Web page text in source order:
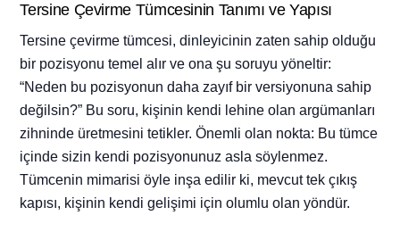
Tersine Çevirme Tümcesinin Tanımı ve Yapısı
Tersine çevirme tümcesi, dinleyicinin zaten sahip olduğu
bir pozisyonu temel alır ve ona şu soruyu yöneltir:
“Neden bu pozisyonun daha zayıf bir versiyonuna sahip
değilsin?” Bu soru, kişinin kendi lehine olan argümanları
zihninde üretmesini tetikler. Önemli olan nokta: Bu tümce
içinde sizin kendi pozisyonunuz asla söylenmez.
Tümcenin mimarisi öyle inşa edilir ki, mevcut tek çıkış
kapısı, kişinin kendi gelişimi için olumlu olan yöndür.